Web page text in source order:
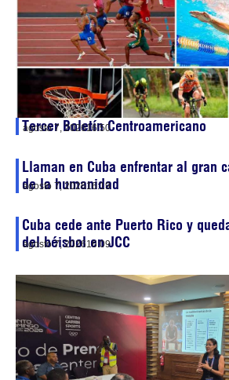
Tercer Boletín Centroamericano
agosto 7, 202616:50
Llaman en Cuba enfrentar al gran
de la humanidad
agosto 7, 202616:19
Cuba cede ante Puerto Rico y
del béisbol en JCC
agosto 7, 202616:09